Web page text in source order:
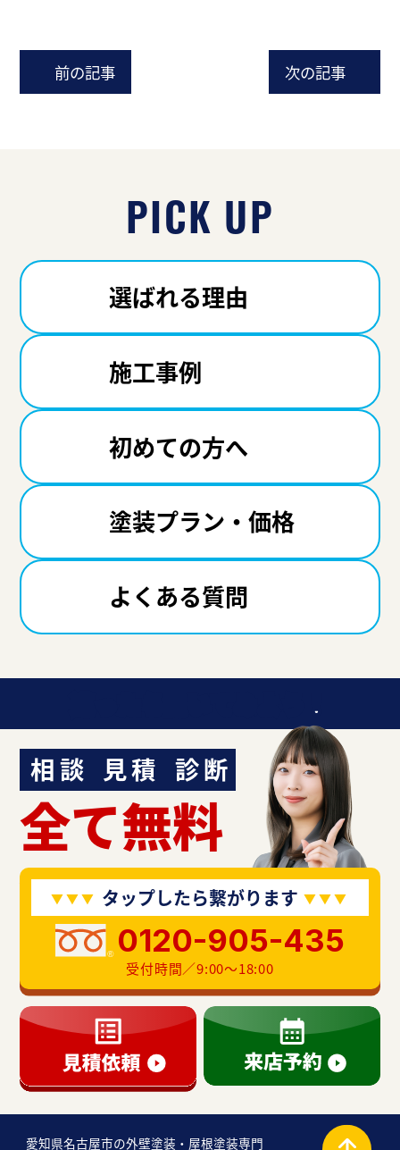
前の記事 次の記事
PICK UP
選ばれる理由
施工事例
初めての方へ
塗装プラン・価格
よくある質問
迷ったら聞いてみよう！
相談 見積 診断
全て無料
タップしたら繋がります
0120-905-435
受付時間／9:00〜18:00
愛知県名古屋市の外壁塗装・屋根塗装専門